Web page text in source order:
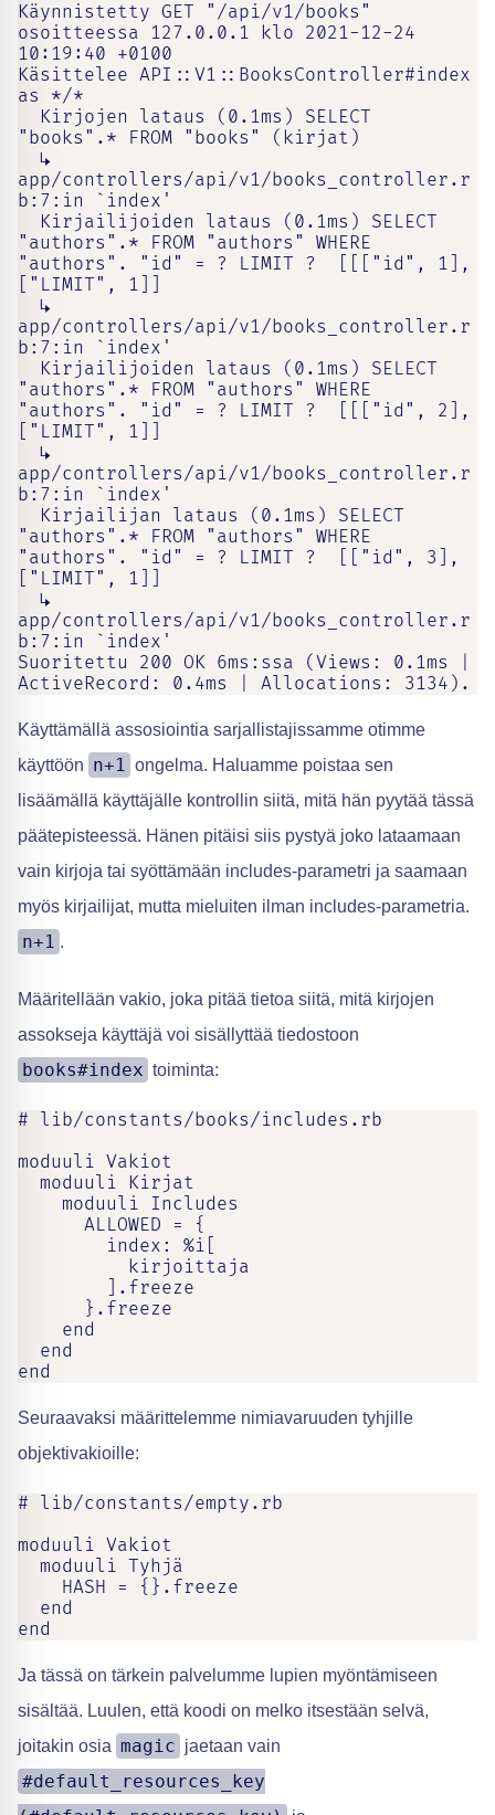
Käynnistetty GET "/api/v1/books"
osoitteessa 127.0.0.1 klo 2021-12-24
10:19:40 +0100
Käsittelee API::V1::BooksController#index
as */*
"books".* FROM "books" (kirjat)
app/controllers/api/v1/books_controller.r
b:7:in `index'
"authors".* FROM "authors" WHERE
"authors". "id" = ? LIMIT ?  [[["id", 1],
["LIMIT", 1]]
app/controllers/api/v1/books_controller.r
b:7:in `index'
"authors".* FROM "authors" WHERE
"authors". "id" = ? LIMIT ?  [[["id", 2],
["LIMIT", 1]]
app/controllers/api/v1/books_controller.r
b:7:in `index'
"authors".* FROM "authors" WHERE
"authors". "id" = ? LIMIT ?  [["id", 3],
["LIMIT", 1]]
app/controllers/api/v1/books_controller.r
b:7:in `index'
Suoritettu 200 OK 6ms:ssa (Views: 0.1ms |
ActiveRecord: 0.4ms | Allocations: 3134).
Käyttämällä assosiointia sarjallistajissamme otimme
käyttöön n+1 ongelma. Haluamme poistaa sen
lisäämällä käyttäjälle kontrollin siitä, mitä hän pyytää tässä
päätepisteessä. Hänen pitäisi siis pystyä joko lataamaan
vain kirjoja tai syöttämään includes-parametri ja saamaan
myös kirjailijat, mutta mieluiten ilman includes-parametria.
n+1 .
Määritellään vakio, joka pitää tietoa siitä, mitä kirjojen
assokseja käyttäjä voi sisällyttää tiedostoon
books#index toiminta:
# lib/constants/books/includes.rb
moduuli Vakiot
  moduuli Kirjat
    moduuli Includes
      ALLOWED = {
        index: %i[
          kirjoittaja
        ].freeze
      }.freeze
    end
  end
end
Seuraavaksi määrittelemme nimiavaruuden tyhjille
objektivakioille:
# lib/constants/empty.rb
moduuli Vakiot
  moduuli Tyhjä
    HASH = {}.freeze
  end
end
Ja tässä on tärkein palvelumme lupien myöntämiseen
sisältää. Luulen, että koodi on melko itsestään selvä,
joitakin osia magic jaetaan vain
#default_resources_key